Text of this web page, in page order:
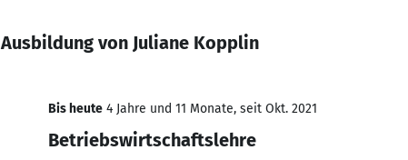
Ausbildung von Juliane Kopplin
Bis heute 4 Jahre und 11 Monate, seit Okt. 2021
Betriebswirtschaftslehre